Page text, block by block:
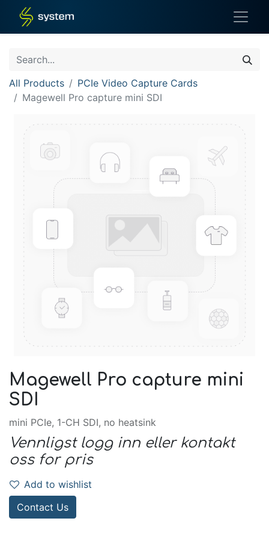
All Products
PCIe Video Capture Cards
Magewell Pro capture mini SDI
Magewell Pro capture mini
SDI
mini PCIe, 1-CH SDI, no heatsink
Vennligst logg inn eller kontakt
oss for pris
Add to wishlist
Contact Us